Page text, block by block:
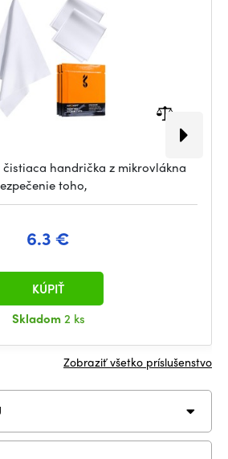
handrička z mikrovlákna
toho,
6.3 €
Skladom2 ks
KÚPIŤ
Zobraziť všetko príslušenstvo